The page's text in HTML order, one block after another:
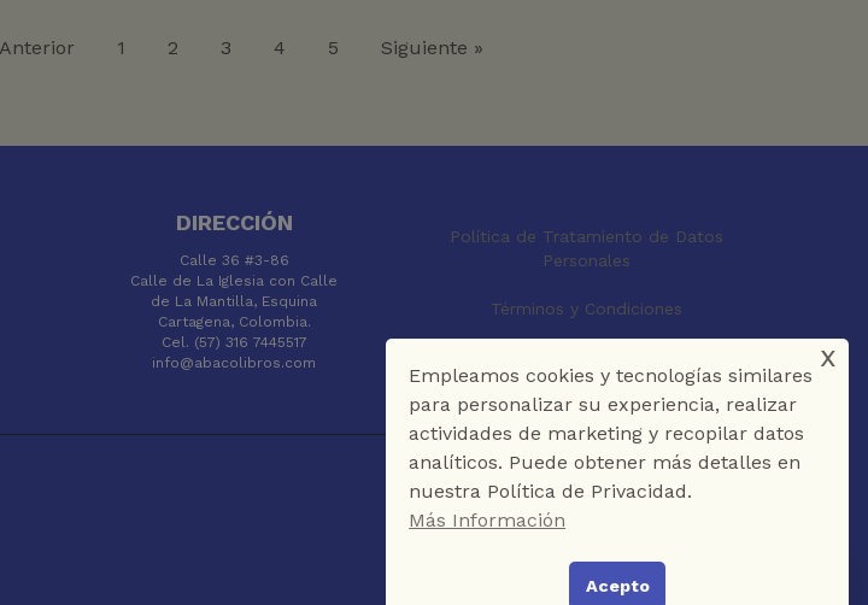
1 2 3 4 5 Siguiente »
DIRECCIÓN
Calle 36 #3-86
Calle de La Iglesia con Calle
de La Mantilla, Esquina
Cartagena, Colombia.
Cel. (57) 316 7445517
info@abacolibros.com
Política de Tratamiento de Datos
Personales
Términos y Condiciones
Empleamos cookies y tecnologías similares
para personalizar su experiencia, realizar
actividades de marketing y recopilar datos
analíticos. Puede obtener más detalles en
nuestra Política de Privacidad.
Más Información
Acepto
x